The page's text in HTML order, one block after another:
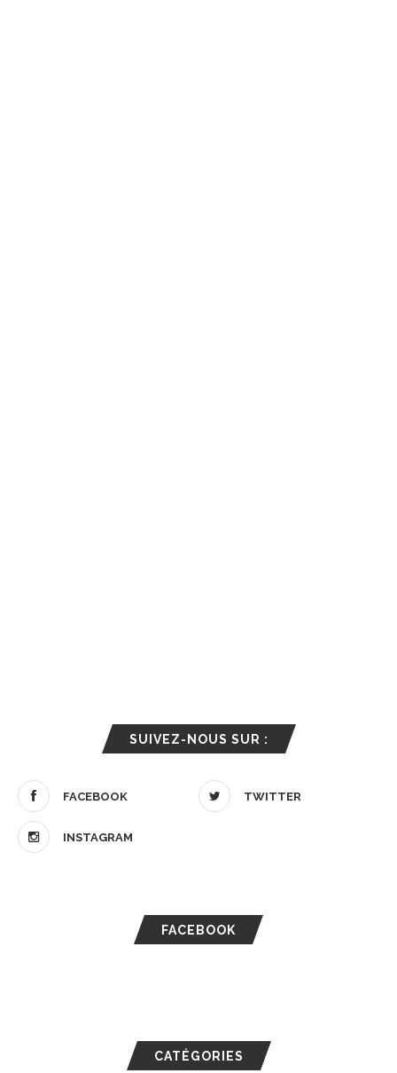
SUIVEZ-NOUS SUR :
FACEBOOK TWITTER
INSTAGRAM
FACEBOOK
CATÉGORIES